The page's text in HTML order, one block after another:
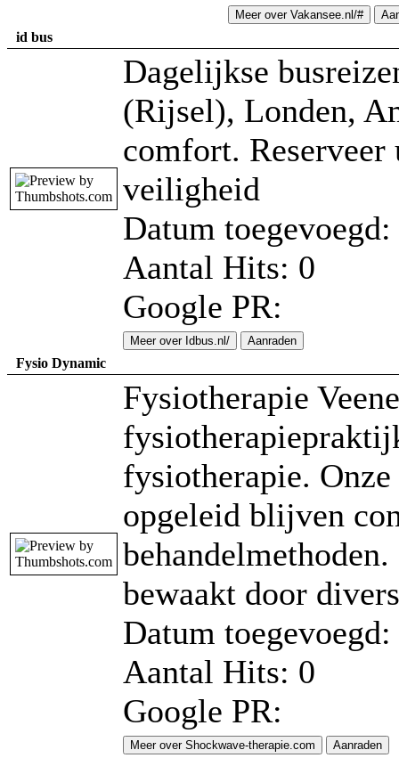
Meer over Vakansee.nl/#
id bus
Dagelijkse
(Rijsel), Londen,
comfort.
veiligheid
Datum
Aantal Hits: 0
Google PR:
Meer over Idbus.nl/ Aanraden
Fysio Dynamic
Fysiotherapie
fysiotherapie.
opgeleid blijven
bewaakt door
Datum
Aantal Hits: 0
Google PR:
Meer over Shockwave-therapie.com Aanraden